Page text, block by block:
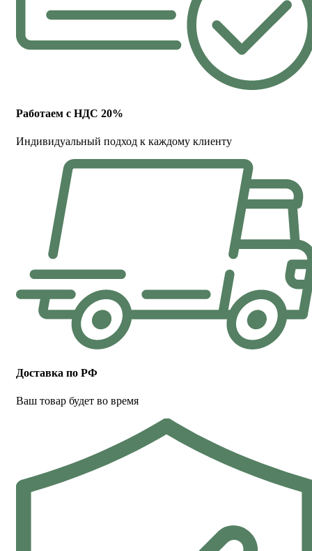
Работаем с НДС 20%
Индивидуальный подход к каждому клиенту
Доставка по РФ
Ваш товар будет во время